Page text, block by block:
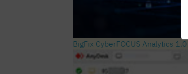
BigFix CyberFOCUS Analytics